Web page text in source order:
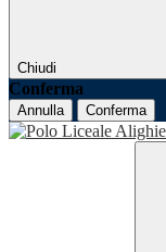
Chiudi
Conferma
Annulla Conferma